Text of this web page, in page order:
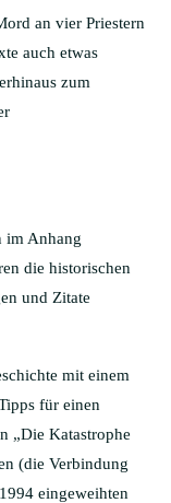
an vier Priestern
auch etwas
zum
im Anhang
die historischen
und Zitate
mit einem
für einen
„Die Katastrophe
(die Verbindung
eingeweihten